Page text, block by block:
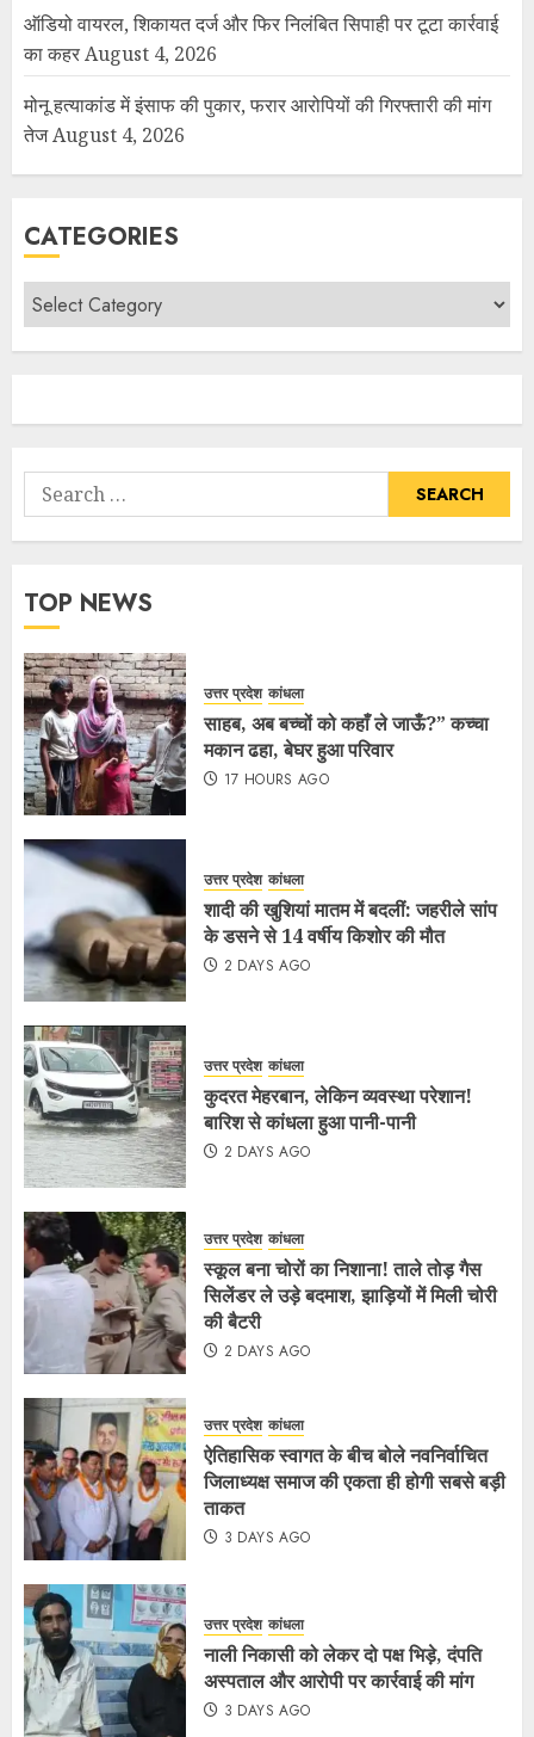
ऑडियो वायरल, शिकायत दर्ज और फिर निलंबित सिपाही पर टूटा कार्रवाई
का कहरAugust 4, 2026
मोनू हत्याकांड में इंसाफ की पुकार, फरार आरोपियों की गिरफ्तारी की मांग
तेजAugust 4, 2026
CATEGORIES
TOP NEWS
उत्तर प्रदेश कांधला
साहब, अब बच्चों को कहाँ ले जाऊँ?” कच्चा
मकान ढहा, बेघर हुआ परिवार
17 HOURS AGO
उत्तर प्रदेश कांधला
शादी की खुशियां मातम में बदलीं: जहरीले सांप
के डसने से 14 वर्षीय किशोर की मौत
2 DAYS AGO
उत्तर प्रदेश कांधला
कुदरत मेहरबान, लेकिन व्यवस्था परेशान!
बारिश से कांधला हुआ पानी-पानी
2 DAYS AGO
उत्तर प्रदेश कांधला
स्कूल बना चोरों का निशाना! ताले तोड़ गैस
सिलेंडर ले उड़े बदमाश, झाड़ियों में मिली चोरी
की बैटरी
2 DAYS AGO
उत्तर प्रदेश कांधला
ऐतिहासिक स्वागत के बीच बोले नवनिर्वाचित
जिलाध्यक्ष समाज की एकता ही होगी सबसे बड़ी
ताकत
3 DAYS AGO
उत्तर प्रदेश कांधला
नाली निकासी को लेकर दो पक्ष भिड़े, दंपति
अस्पताल और आरोपी पर कार्रवाई की मांग
3 DAYS AGO